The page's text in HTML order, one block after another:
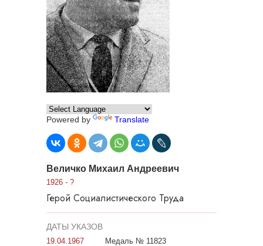
Powered by Translate
Величко Михаил Андреевич
1926 - ?
Герой Социалистического Труда
ДАТЫ УКАЗОВ
19.04.1967
Медаль № 11823